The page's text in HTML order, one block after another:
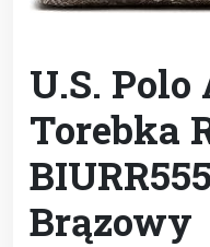
U.S. Polo
Torebka
Brązowy